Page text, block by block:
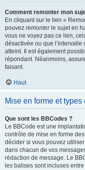
Comment remonter mon
En cliquant sur le lien «
pouvez remonterle sujet en
vous ne voyez pas ce lien,
désactivée ou que l’intervalle
atteint. Il est également
répondant. Néanmoins,
faisant.
Haut
Mise en forme et types
Que sont les BBCodes ?
Le BBCode est une
contrôle de mise en forme
décider si vous pouvez
dans chacun de vos
rédaction de message. Le
les balises sont incluses